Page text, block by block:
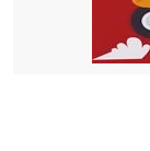
22 ΏΡΕΣ